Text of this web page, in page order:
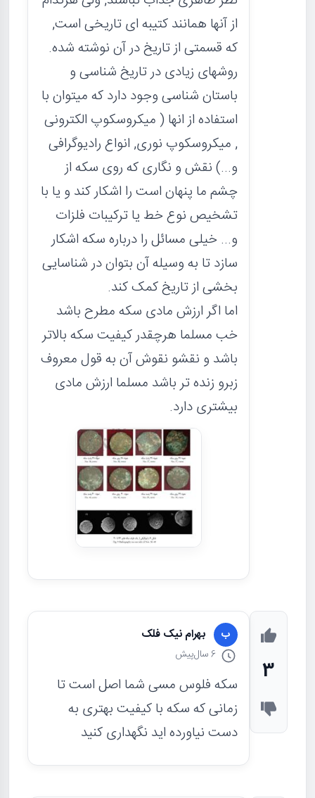
از آنها همانند کتیبه ای تاریخی است,
که قسمتی از تاریخ در آن نوشته شده.
روشهای زیادی در تاریخ شناسی و
باستان شناسی وجود دارد که میتوان با
استفاده از انها ( میکروسکوپ الکترونی
, میکروسکوپ نوری, انواع رادیوگرافی
و...) نقش و نگاری که روی سکه از
چشم ما پنهان است را اشکار کند و یا با
تشخیص نوع خط یا ترکیبات فلزات
و... خیلی مسائل را درباره سکه اشکار
سازد تا به وسیله آن بتوان در شناسایی
بخشی از تاریخ کمک کند.
اما اگر ارزش مادی سکه مطرح باشد
خب مسلما هرچقدر کیفیت سکه بالاتر
باشد و نقشو نقوش آن به قول معروف
زبرو زنده تر باشد مسلما ارزش مادی
بیشتری دارد.
3
ب بهرام نیک فلک
6 سال پیش
سکه فلوس مسی شما اصل است تا
زمانی که سکه با کیفیت بهتری به
دست نیاورده اید نگهداری کنید